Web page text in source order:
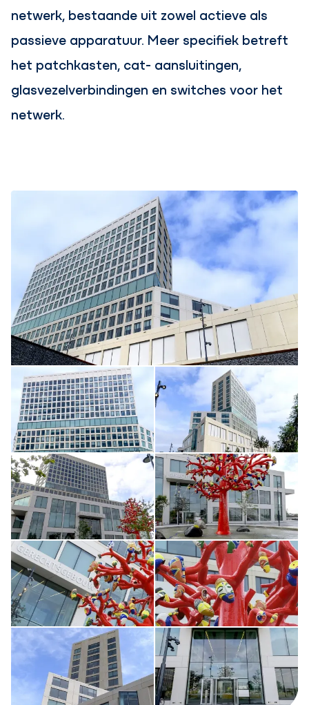
netwerk, bestaande uit zowel actieve als
passieve apparatuur. Meer specifiek betreft
het patchkasten, cat- aansluitingen,
glasvezelverbindingen en switches voor het
netwerk.